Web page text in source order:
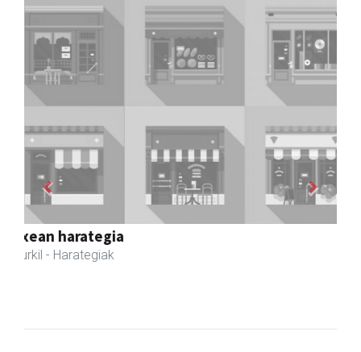
Zubeldia arrain eta mariskoa
Zizurkil - Arrandegiak
Previous Next